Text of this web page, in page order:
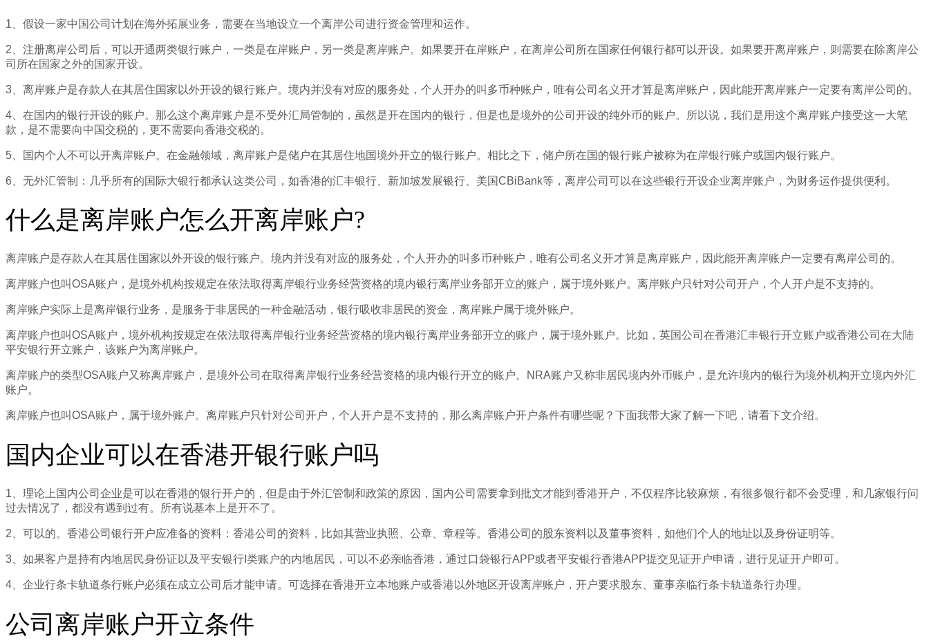
1、假设一家中国公司计划在海外拓展业务，需要在当地设立一个离岸公司进行资金管理和运作。
2、注册离岸公司后，可以开通两类银行账户，一类是在岸账户，另一类是离岸账户。如果要开在岸账户，在离岸公司所在国家任何银行都可以开设。如果要开离岸账户，则需要在除离岸公
司所在国家之外的国家开设。
3、离岸账户是存款人在其居住国家以外开设的银行账户。境内并没有对应的服务处，个人开办的叫多币种账户，唯有公司名义开才算是离岸账户，因此能开离岸账户一定要有离岸公司的。
4、在国内的银行开设的账户。那么这个离岸账户是不受外汇局管制的，虽然是开在国内的银行，但是也是境外的公司开设的纯外币的账户。所以说，我们是用这个离岸账户接受这一大笔
款，是不需要向中国交税的，更不需要向香港交税的。
5、国内个人不可以开离岸账户。在金融领域，离岸账户是储户在其居住地国境外开立的银行账户。相比之下，储户所在国的银行账户被称为在岸银行账户或国内银行账户。
6、无外汇管制：几乎所有的国际大银行都承认这类公司，如香港的汇丰银行、新加坡发展银行、美国CBiBank等，离岸公司可以在这些银行开设企业离岸账户，为财务运作提供便利。
什么是离岸账户怎么开离岸账户?
离岸账户是存款人在其居住国家以外开设的银行账户。境内并没有对应的服务处，个人开办的叫多币种账户，唯有公司名义开才算是离岸账户，因此能开离岸账户一定要有离岸公司的。
离岸账户也叫OSA账户，是境外机构按规定在依法取得离岸银行业务经营资格的境内银行离岸业务部开立的账户，属于境外账户。离岸账户只针对公司开户，个人开户是不支持的。
离岸账户实际上是离岸银行业务，是服务于非居民的一种金融活动，银行吸收非居民的资金，离岸账户属于境外账户。
离岸账户也叫OSA账户，境外机构按规定在依法取得离岸银行业务经营资格的境内银行离岸业务部开立的账户，属于境外账户。比如，英国公司在香港汇丰银行开立账户或香港公司在大陆
平安银行开立账户，该账户为离岸账户。
离岸账户的类型OSA账户又称离岸账户，是境外公司在取得离岸银行业务经营资格的境内银行开立的账户。NRA账户又称非居民境内外币账户，是允许境内的银行为境外机构开立境内外汇
账户。
离岸账户也叫OSA账户，属于境外账户。离岸账户只针对公司开户，个人开户是不支持的，那么离岸账户开户条件有哪些呢？下面我带大家了解一下吧，请看下文介绍。
国内企业可以在香港开银行账户吗
1、理论上国内公司企业是可以在香港的银行开户的，但是由于外汇管制和政策的原因，国内公司需要拿到批文才能到香港开户，不仅程序比较麻烦，有很多银行都不会受理，和几家银行问
过去情况了，都没有遇到过有。所有说基本上是开不了。
2、可以的。香港公司银行开户应准备的资料：香港公司的资料，比如其营业执照、公章、章程等。香港公司的股东资料以及董事资料，如他们个人的地址以及身份证明等。
3、如果客户是持有内地居民身份证以及平安银行I类账户的内地居民，可以不必亲临香港，通过口袋银行APP或者平安银行香港APP提交见证开户申请，进行见证开户即可。
4、企业行条卡轨道条行账户必须在成立公司后才能申请。可选择在香港开立本地账户或香港以外地区开设离岸账户，开户要求股东、董事亲临行条卡轨道条行办理。
公司离岸账户开立条件